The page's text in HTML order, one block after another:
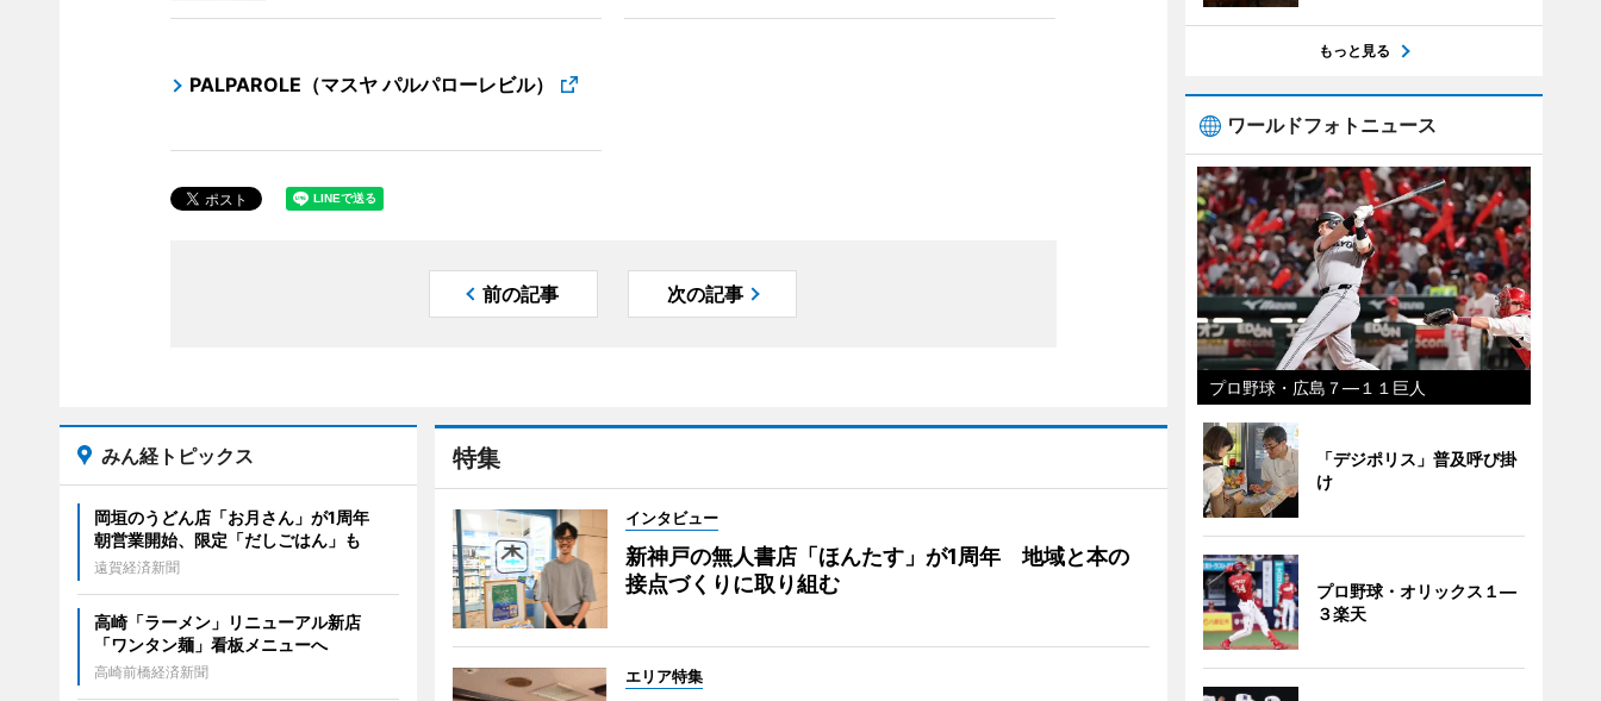
PALPAROLE（マスヤ パルパローレビル）
前の記事 次の記事
特集
インタビュー
新神戸の無人書店「ほんたす」が1周年 地域と本の
接点づくりに取り組む
エリア特集
みん経トピックス
岡垣のうどん店「お月さん」が1周年
朝営業開始、限定「だしごはん」も
遠賀経済新聞
高崎「ラーメン」リニューアル新店
「ワンタン麺」看板メニューへ
高崎前橋経済新聞
もっと見る
ワールドフォトニュース
プロ野球・広島７―１１巨人
「デジポリス」普及呼び掛
け
プロ野球・オリックス１―
３楽天